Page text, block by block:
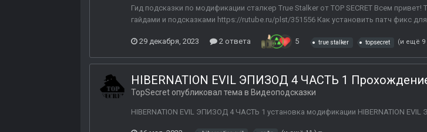
Гид подсказки по модификации сталкер True Stalker от TOP SECRET Всем
гайдами и подсказками https://rutube.ru/plst/351556 Как установить патч фикс
29 декабря, 2023 2 ответа 5 true stalker topsecret (и ещё 9
HIBERNATION EVIL ЭПИЗОД 4 ЧАСТЬ 1
TopSecret опубликовал тема в Видеоподсказки
HIBERNATION EVIL ЭПИЗОД 4 ЧАСТЬ 1 установка модификации HIBERNATION